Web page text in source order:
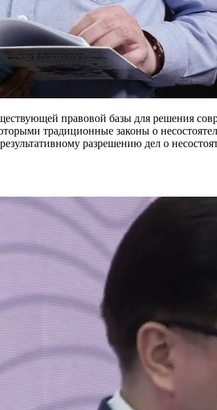
правовой базы для решения
традиционные законы о
разрешению дел о